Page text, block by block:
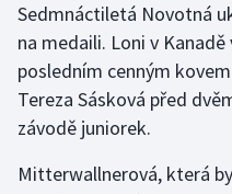
Jezdectví
Judo
Krasobruslení
Lezení
Sedmnáctiletá Novotná
na medaili. Loni v
posledním cenným
Tereza Sásková před
závodě juniorek.
Mitterwallnerová, která